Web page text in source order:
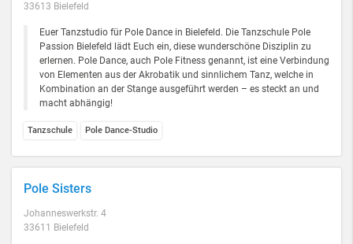
33613 Bielefeld
Euer Tanzstudio für Pole Dance in Bielefeld. Die Tanzschule Pole
Passion Bielefeld lädt Euch ein, diese wunderschöne Disziplin zu
erlernen. Pole Dance, auch Pole Fitness genannt, ist eine Verbindung
von Elementen aus der Akrobatik und sinnlichem Tanz, welche in
Kombination an der Stange ausgeführt werden – es steckt an und
macht abhängig!
Tanzschule Pole Dance-Studio
Pole Sisters
Johanneswerkstr. 4
33611 Bielefeld